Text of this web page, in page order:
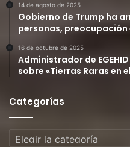
14 de agosto de 2025
Gobierno de Trump ha
personas, preocupación
16 de octubre de 2025
Administrador de
sobre «Tierras Raras en
Categorías
Categorías